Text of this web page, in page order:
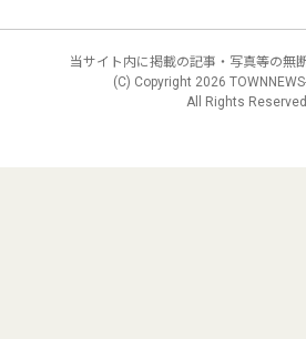
当サイト内に掲載の記事・写真等の無
(C) Copyright 2026
All Rights